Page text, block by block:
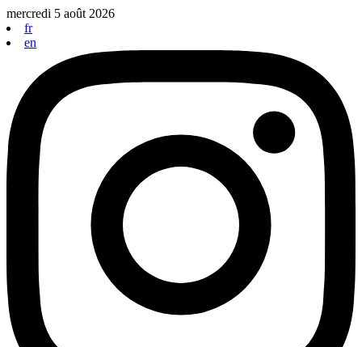
Aller
au
contenu
mercredi 5 août 2026
fr
en